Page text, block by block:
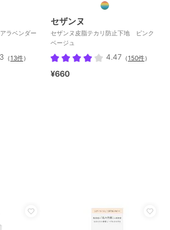
ラベンダー
（13件）
セザンヌ
セザンヌ皮脂テカリ防止下地 ピンク
ベージュ
4.47 （150件）
¥660